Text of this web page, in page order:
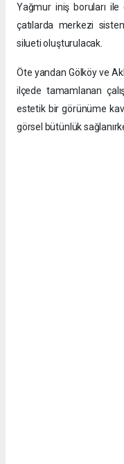
Yağmur iniş boruları
çatılarda merkezi
silueti oluşturulacak.
Öte yandan Gölköy ve
ilçede tamamlanan
estetik bir görünüme
görsel bütünlük